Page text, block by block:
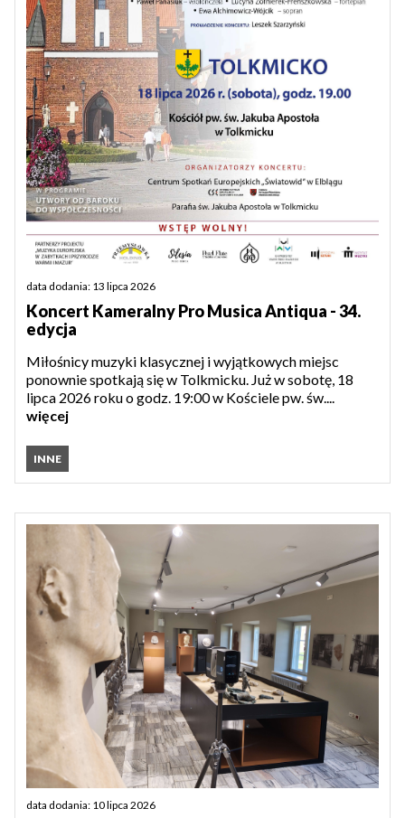
data dodania: 13 lipca 2026
Koncert Kameralny Pro Musica Antiqua - 34.
edycja
Miłośnicy muzyki klasycznej i wyjątkowych miejsc
ponownie spotkają się w Tolkmicku. Już w sobotę, 18
lipca 2026 roku o godz. 19:00 w Kościele pw. św....
więcej
INNE
data dodania: 10 lipca 2026